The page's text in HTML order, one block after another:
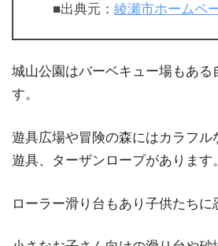
■出典元： 綾瀬市ホームペ
城山公園はバーベキュー場もある
す。
遊具広場や冒険の森にはカラフル
遊具、ターザンロープがあります。
ローラー滑り台もあり子供たちに